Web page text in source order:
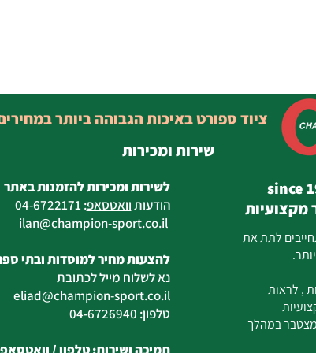
לשירות ומכירות להזמנות באתר
הודעותוואטסאפ:
04-6722171
ilan
@champion-sport.co.il
להצעות מחיר למוסדות ובתי
נא לשלוח מייל לכתובת
eliad@champion-sport.co.il
טלפון: 04-6726940
מקצועיות
לתת את
, לראות
המצטבר במהלך
שירות ומכירות
ציוד ספורט באיכות הגבוהה ביותר